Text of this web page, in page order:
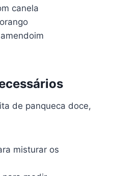
canela
de panqueca doce,
misturar os